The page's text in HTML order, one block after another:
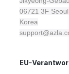
06721 3F Seoul,
Korea
EU-